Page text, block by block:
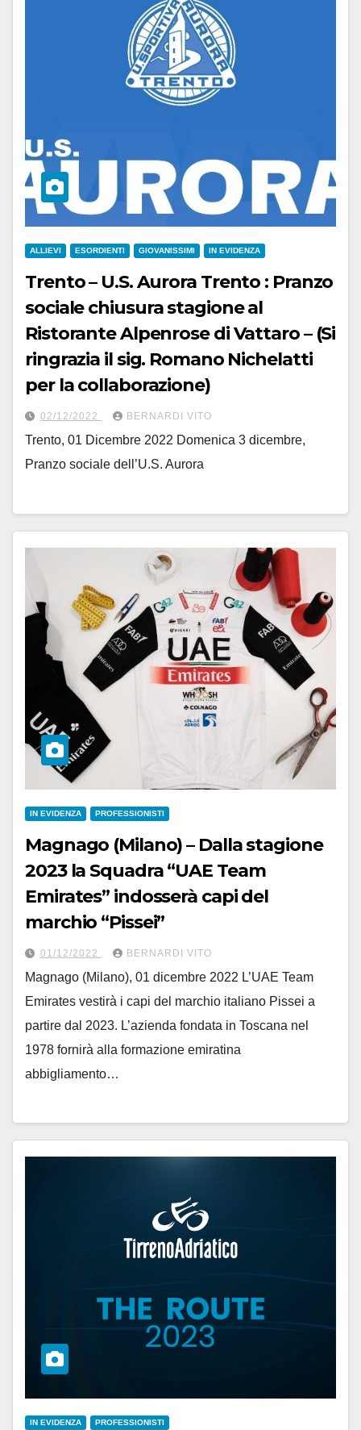
ALLIEVI ESORDIENTI GIOVANISSIMI IN EVIDENZA
Trento – U.S. Aurora Trento : Pranzo
sociale chiusura stagione al
Ristorante Alpenrose di Vattaro – (Si
ringrazia il sig. Romano Nichelatti
per la collaborazione)
02/12/2022 BERNARDI VITO
Trento, 01 Dicembre 2022 Domenica 3 dicembre,
Pranzo sociale dell’U.S. Aurora
IN EVIDENZA PROFESSIONISTI
Magnago (Milano) – Dalla stagione
2023 la Squadra “UAE Team
Emirates” indosserà capi del
marchio “Pissei”
01/12/2022 BERNARDI VITO
Magnago (Milano), 01 dicembre 2022 L’UAE Team
Emirates vestirà i capi del marchio italiano Pissei a
partire dal 2023. L’azienda fondata in Toscana nel
1978 fornirà alla formazione emiratina
abbigliamento…
IN EVIDENZA PROFESSIONISTI